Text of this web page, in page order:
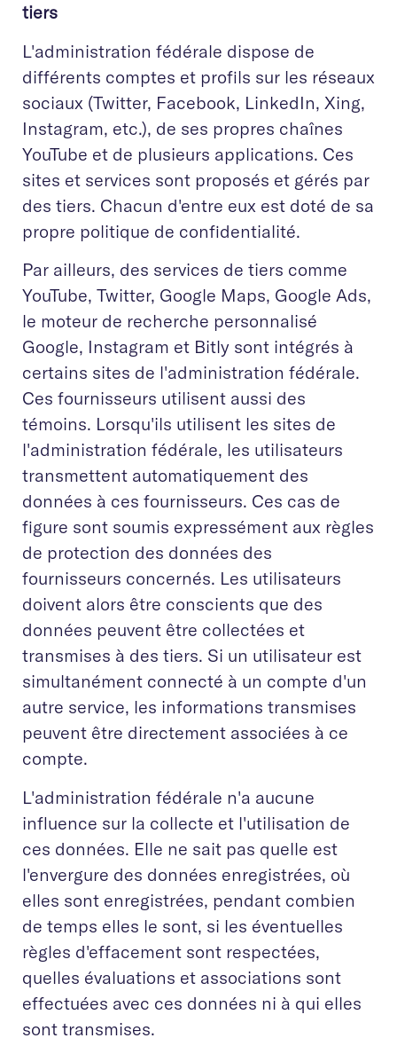
tiers
L'administration fédérale dispose de
différents comptes et profils sur les réseaux
sociaux (Twitter, Facebook, LinkedIn, Xing,
Instagram, etc.), de ses propres chaînes
YouTube et de plusieurs applications. Ces
sites et services sont proposés et gérés par
des tiers. Chacun d'entre eux est doté de sa
propre politique de confidentialité.
Par ailleurs, des services de tiers comme
YouTube, Twitter, Google Maps, Google Ads,
le moteur de recherche personnalisé
Google, Instagram et Bitly sont intégrés à
certains sites de l'administration fédérale.
Ces fournisseurs utilisent aussi des
témoins. Lorsqu'ils utilisent les sites de
l'administration fédérale, les utilisateurs
transmettent automatiquement des
données à ces fournisseurs. Ces cas de
figure sont soumis expressément aux règles
de protection des données des
fournisseurs concernés. Les utilisateurs
doivent alors être conscients que des
données peuvent être collectées et
transmises à des tiers. Si un utilisateur est
simultanément connecté à un compte d'un
autre service, les informations transmises
peuvent être directement associées à ce
compte.
L'administration fédérale n'a aucune
influence sur la collecte et l'utilisation de
ces données. Elle ne sait pas quelle est
l'envergure des données enregistrées, où
elles sont enregistrées, pendant combien
de temps elles le sont, si les éventuelles
règles d'effacement sont respectées,
quelles évaluations et associations sont
effectuées avec ces données ni à qui elles
sont transmises.